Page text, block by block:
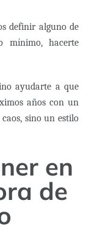
definir alguno de
mínimo, hacerte
ayudarte a que
años con un
sino un estilo
en
de